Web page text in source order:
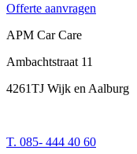
Offerte aanvragen
APM Car Care
Ambachtstraat 11
4261TJ Wijk en Aalburg
T. 085- 444 40 60